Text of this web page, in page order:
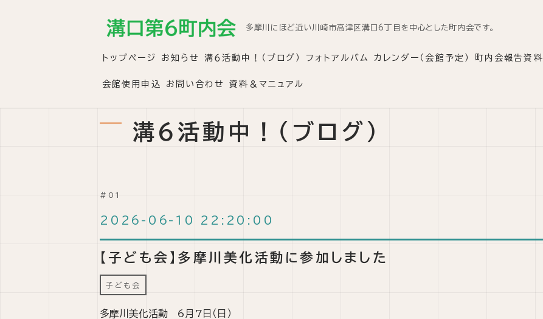
多摩川にほど近い川崎市高津区溝口6丁目を中心とした町内会です。
トップページ お知らせ 溝６活動中！（ブログ） フォトアルバム カレンダー（会館予定） 町内会報告資料
会館使用申込 お問い合わせ 資料＆マニュアル
溝６活動中！（ブログ）
2026-06-10 22:20:00
【子ども会】多摩川美化活動に参加しました
子ども会
多摩川美化活動 6月7日（日）